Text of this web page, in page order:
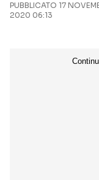
PUBBLICATO 17
2020 06:13